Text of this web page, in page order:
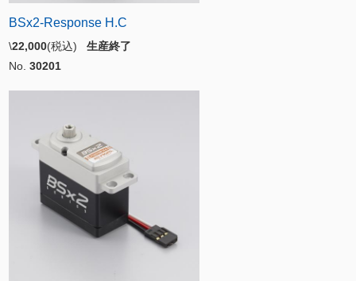
BSx2-Response H.C
\22,000(税込) 生産終了
No. 30201